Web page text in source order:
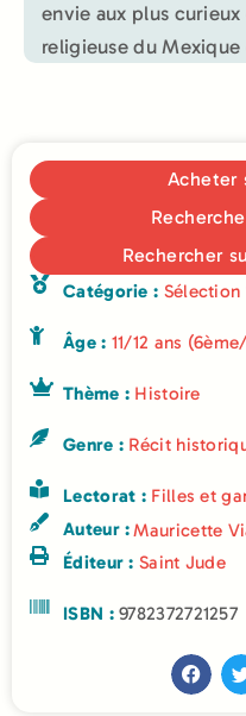
envie aux plus
religieuse du
Acheter
Rechercher
Catégorie : Sélection
Âge : 11/12 ans
Thème : Histoire
Genre : Récit
Lectorat : Filles et
Auteur :Mauricette
Éditeur : Saint Jude
ISBN :9782372721257